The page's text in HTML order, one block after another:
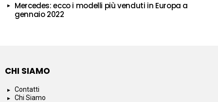
Mercedes: ecco i modelli più venduti in Europa a
gennaio 2022
CHI SIAMO
Contatti
Chi Siamo